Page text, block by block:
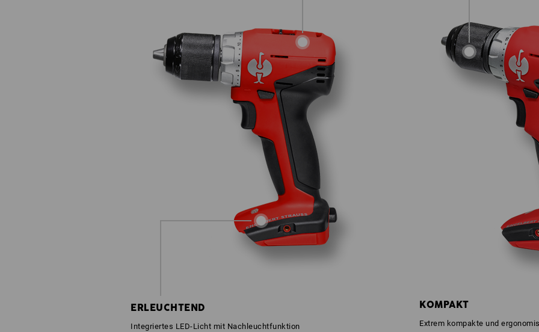
ERLEUCHTEND
Integriertes LED-Licht mit Nachleuchtfunktion
KOMPAKT
Extrem kompakte und